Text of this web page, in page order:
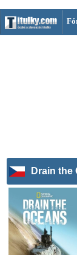
Drain the